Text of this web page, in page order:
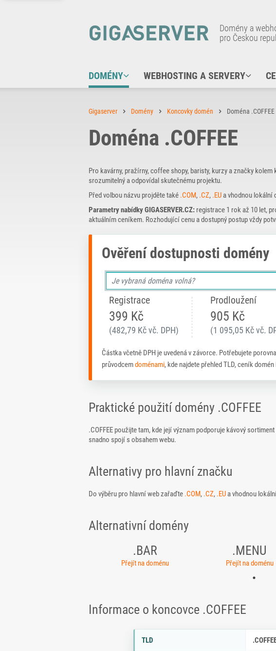
Domény a
pro Českou
DOMÉNY WEBHOSTING A SERVERY
Gigaserver Domény Koncovky domén Doména .COFFEE
Doména .COFFEE
Pro kavárny, pražírny, coffee shopy, baristy, kurzy a značky
srozumitelný a odpovídal skutečnému projektu.
Před volbou názvu projděte také .COM, .CZ, .EU a vhodnou lokální
Parametry nabídky GIGASERVER.CZ: registrace 1 rok až 10 let,
aktuálním ceníkem. Rozhodující cenu a dostupný postup vždy
Ověření dostupnosti domény
Registrace
399 Kč
(482,79 Kč vč. DPH)
Prodloužení
905 Kč
(1 095,05 Kč vč.
Částka včetně DPH je uvedená v závorce. Potřebujete
průvodcemdoménami, kde najdete přehled TLD, ceník
Praktické použití domény .COFFEE
.COFFEE použijte tam, kde její význam podporuje kávový
snadno spojí s obsahem webu.
Alternativy pro hlavní značku
Do výběru pro hlavní web zařaďte .COM, .CZ, .EU a vhodnou
Alternativní domény
.BAR
Přejít na doménu
.MENU
Přejít na doménu
Informace o koncovce .COFFEE
P
TLD